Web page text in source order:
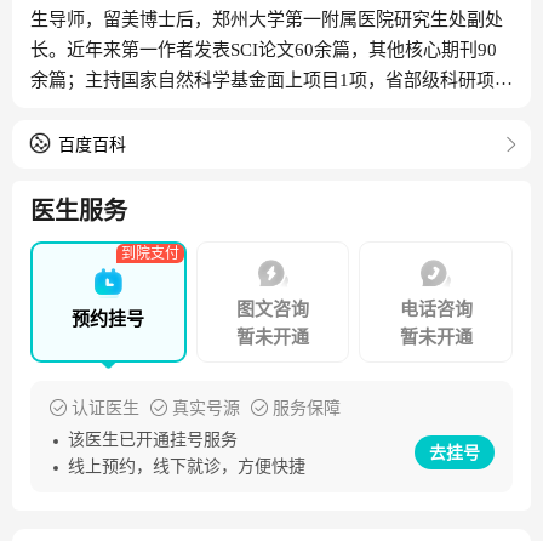
生导师，留美博士后，郑州大学第一附属医院研究生处副处
长。近年来第一作者发表SCI论文60余篇，其他核心期刊90
余篇；主持国家自然科学基金面上项目1项，省部级科研项目
三育人先进个人；获首届郑州市科技创新人才；郑州大学第
师；河南省科技创新青年领军人才；获第十四届"河南青年五
郑州大学三育人先进个人；河南省优秀专家；河南省优秀教
师；主要成果：获得三项，河南省科技进步奖二等奖，第一
完成人。
百度百科
医生服务
预约挂号
到院支付
图文咨询
暂未开通
电话咨询
暂未开通
认证医生 真实号源
服务保障
该医生已开通挂号服务
线上预约，线下就诊，方便快捷
去挂号